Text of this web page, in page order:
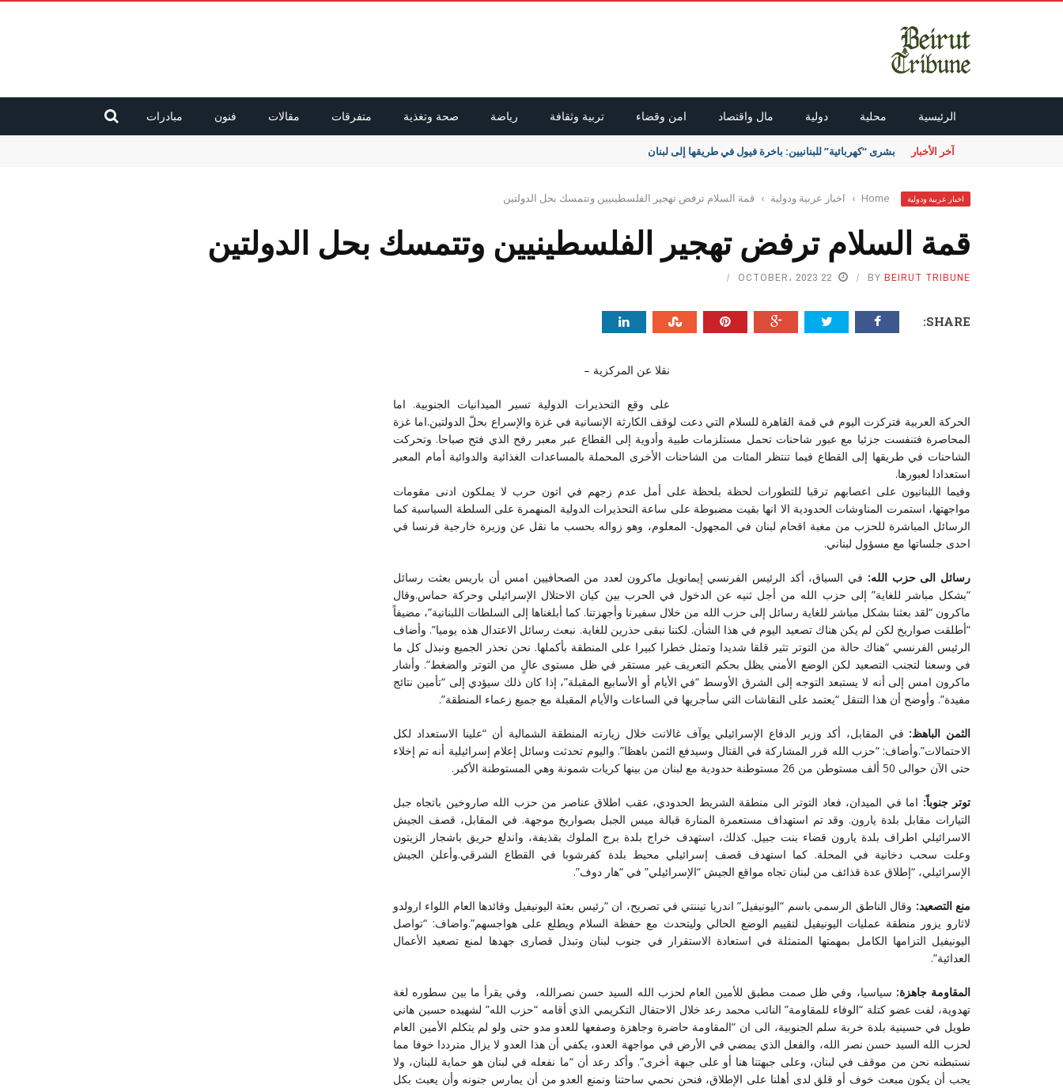
الرئيسية محلية دولية مال واقتصاد امن وقضاء تربية وثقافة رياضة صحة وتغذية متفرقات مقالات فنون مبادرات
آخر الأخبار بشرى “كهربائية” للبنانيين: باخرة فيول في طريقها إلى لبنان
اخبار عربية ودولية Home
› اخبار عربية ودولية › قمة السلام ترفض تهجير الفلسطينيين وتتمسك بحل الدولتين
قمة السلام ترفض تهجير الفلسطينيين وتتمسك بحل الدولتين
BY BEIRUT TRIBUNE 22 OCTOBER، 2023
SHARE:
نقلا عن المركزية –
على وقع التحذيرات الدولية تسير الميدانيات الجنوبية. اما
الحركة العربية فتركزت اليوم في قمة القاهرة للسلام التي دعت لوقف الكارثة الإنسانية في غزة والإسراع بحلّ الدولتين.اما غزة
المحاصرة فتنفست جزئيا مع عبور شاحنات تحمل مستلزمات طبية وأدوية إلى القطاع عبر معبر رفح الذي فتح صباحا. وتحركت
الشاحنات في طريقها إلى القطاع فيما تنتظر المئات من الشاحنات الأخرى المحملة بالمساعدات الغذائية والدوائية أمام المعبر
استعدادا لعبورها.
وفيما اللبنانيون على اعصابهم ترقبا للتطورات لحظة بلحظة على أمل عدم زجهم في اتون حرب لا يملكون ادنى مقومات
مواجهتها، استمرت المناوشات الحدودية الا انها بقيت مضبوطة على ساعة التحذيرات الدولية المنهمرة على السلطة السياسية كما
الرسائل المباشرة للحزب من مغبة اقحام لبنان في المجهول- المعلوم، وهو زواله بحسب ما نقل عن وزيرة خارجية فرنسا في
احدى جلساتها مع مسؤول لبناني.
رسائل الى حزب الله: في السياق، أكد الرئيس الفرنسي إيمانويل ماكرون لعدد من الصحافيين امس أن باريس بعثت رسائل
“بشكل مباشر للغاية” إلى حزب الله من أجل ثنيه عن الدخول في الحرب بين كيان الاحتلال الإسرائيلي وحركة حماس.وقال
ماكرون “لقد بعثنا بشكل مباشر للغاية رسائل إلى حزب الله من خلال سفيرنا وأجهزتنا. كما أبلغناها إلى السلطات اللبنانية”، مضيفاً
“أطلقت صواريخ لكن لم يكن هناك تصعيد اليوم في هذا الشأن. لكننا نبقى حذرين للغاية. نبعث رسائل الاعتدال هذه يوميا”. وأضاف
الرئيس الفرنسي “هناك حالة من التوتر تثير قلقا شديدا وتمثل خطرا كبيرا على المنطقة بأكملها. نحن نحذر الجميع ونبذل كل ما
في وسعنا لتجنب التصعيد لكن الوضع الأمني يظل بحكم التعريف غير مستقر في ظل مستوى عالٍ من التوتر والضغط”. وأشار
ماكرون امس إلى أنه لا يستبعد التوجه إلى الشرق الأوسط “في الأيام أو الأسابيع المقبلة”، إذا كان ذلك سيؤدي إلى “تأمين نتائج
مفيدة”. وأوضح أن هذا التنقل “يعتمد على النقاشات التي سأجريها في الساعات والأيام المقبلة مع جميع زعماء المنطقة”.
الثمن الباهظ: في المقابل، أكد وزير الدفاع الإسرائيلي يوآف غالانت خلال زيارته المنطقة الشمالية أن “علينا الاستعداد لكل
الاحتمالات”.وأضاف: “حزب الله قرر المشاركة في القتال وسيدفع الثمن باهظا”. واليوم تحدثت وسائل إعلام إسرائيلية أنه تم إخلاء
حتى الآن حوالى 50 ألف مستوطن من 26 مستوطنة حدودية مع لبنان من بينها كريات شمونة وهي المستوطنة الأكبر.
توتر جنوباً: اما في الميدان، فعاد التوتر الى منطقة الشريط الحدودي، عقب اطلاق عناصر من حزب الله صاروخين باتجاه جبل
التيارات مقابل بلدة يارون. وقد تم استهداف مستعمرة المنارة قبالة ميس الجبل بصواريخ موجهة. في المقابل، قصف الجيش
الاسرائيلي اطراف بلدة يارون قضاء بنت جبيل. كذلك، استهدف خراج بلدة برج الملوك بقذيفة، واندلع حريق باشجار الزيتون
وعلت سحب دخانية في المحلة. كما استهدف قصف إسرائيلي محيط بلدة كفرشوبا في القطاع الشرقي.وأعلن الجيش
الإسرائيلي، “إطلاق عدة قذائف من لبنان تجاه مواقع الجيش “الإسرائيلي” في “هار دوف”.
منع التصعيد: وقال الناطق الرسمي باسم “اليونيفيل” اندريا تيننتي في تصريح، ان “رئيس بعثة اليونيفيل وقائدها العام اللواء ارولدو
لاثارو يزور منطقة عمليات اليونيفيل لتقييم الوضع الحالي وليتحدث مع حفظة السلام ويطلع على هواجسهم”.واضاف: “تواصل
اليونيفيل التزامها الكامل بمهمتها المتمثلة في استعادة الاستقرار في جنوب لبنان وتبذل قصارى جهدها لمنع تصعيد الأعمال
العدائية”.
المقاومة جاهزة: سياسيا، وفي ظل صمت مطبق للأمين العام لحزب الله السيد حسن نصرالله، وفي يقرأ ما بين سطوره لغة
تهدوية، لفت عضو كتلة “الوفاء للمقاومة” النائب محمد رعد خلال الاحتفال التكريمي الذي أقامه “حزب الله” لشهيده حسين هاني
طويل في حسينية بلدة خربة سلم الجنوبية، الى ان “المقاومة حاضرة وجاهزة وصفعها للعدو مدو حتى ولو لم يتكلم الأمين العام
لحزب الله السيد حسن نصر الله، والفعل الذي يمضي في الأرض في مواجهة العدو، يكفي أن هذا العدو لا يزال مترددا خوفا مما
نستبطنه نحن من موقف في لبنان، وعلى جبهتنا هنا أو على جبهة أخرى”. وأكد رعد أن “ما نفعله في لبنان هو حماية للبنان، ولا
يجب أن يكون مبعث خوف أو قلق لدى أهلنا على الإطلاق، فنحن نحمي ساحتنا ونمنع العدو من أن يمارس جنونه وأن يعبث بكل